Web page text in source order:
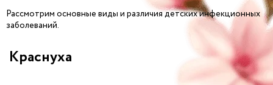
Рассмотрим основные виды и различия детских инфекционных
заболеваний.
Краснуха